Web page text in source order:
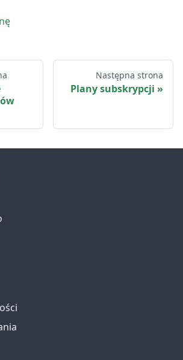
Następna strona
Plany subskrypcji